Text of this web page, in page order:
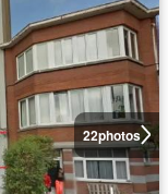
22photos